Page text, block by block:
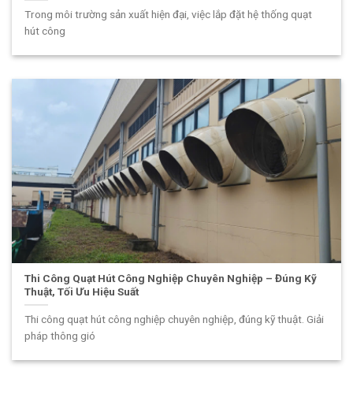
Trong môi trường sản xuất hiện đại, việc lắp đặt hệ thống quạt
hút công
Thi Công Quạt Hút Công Nghiệp Chuyên Nghiệp – Đúng Kỹ
Thuật, Tối Ưu Hiệu Suất
Thi công quạt hút công nghiệp chuyên nghiệp, đúng kỹ thuật. Giải
pháp thông gió